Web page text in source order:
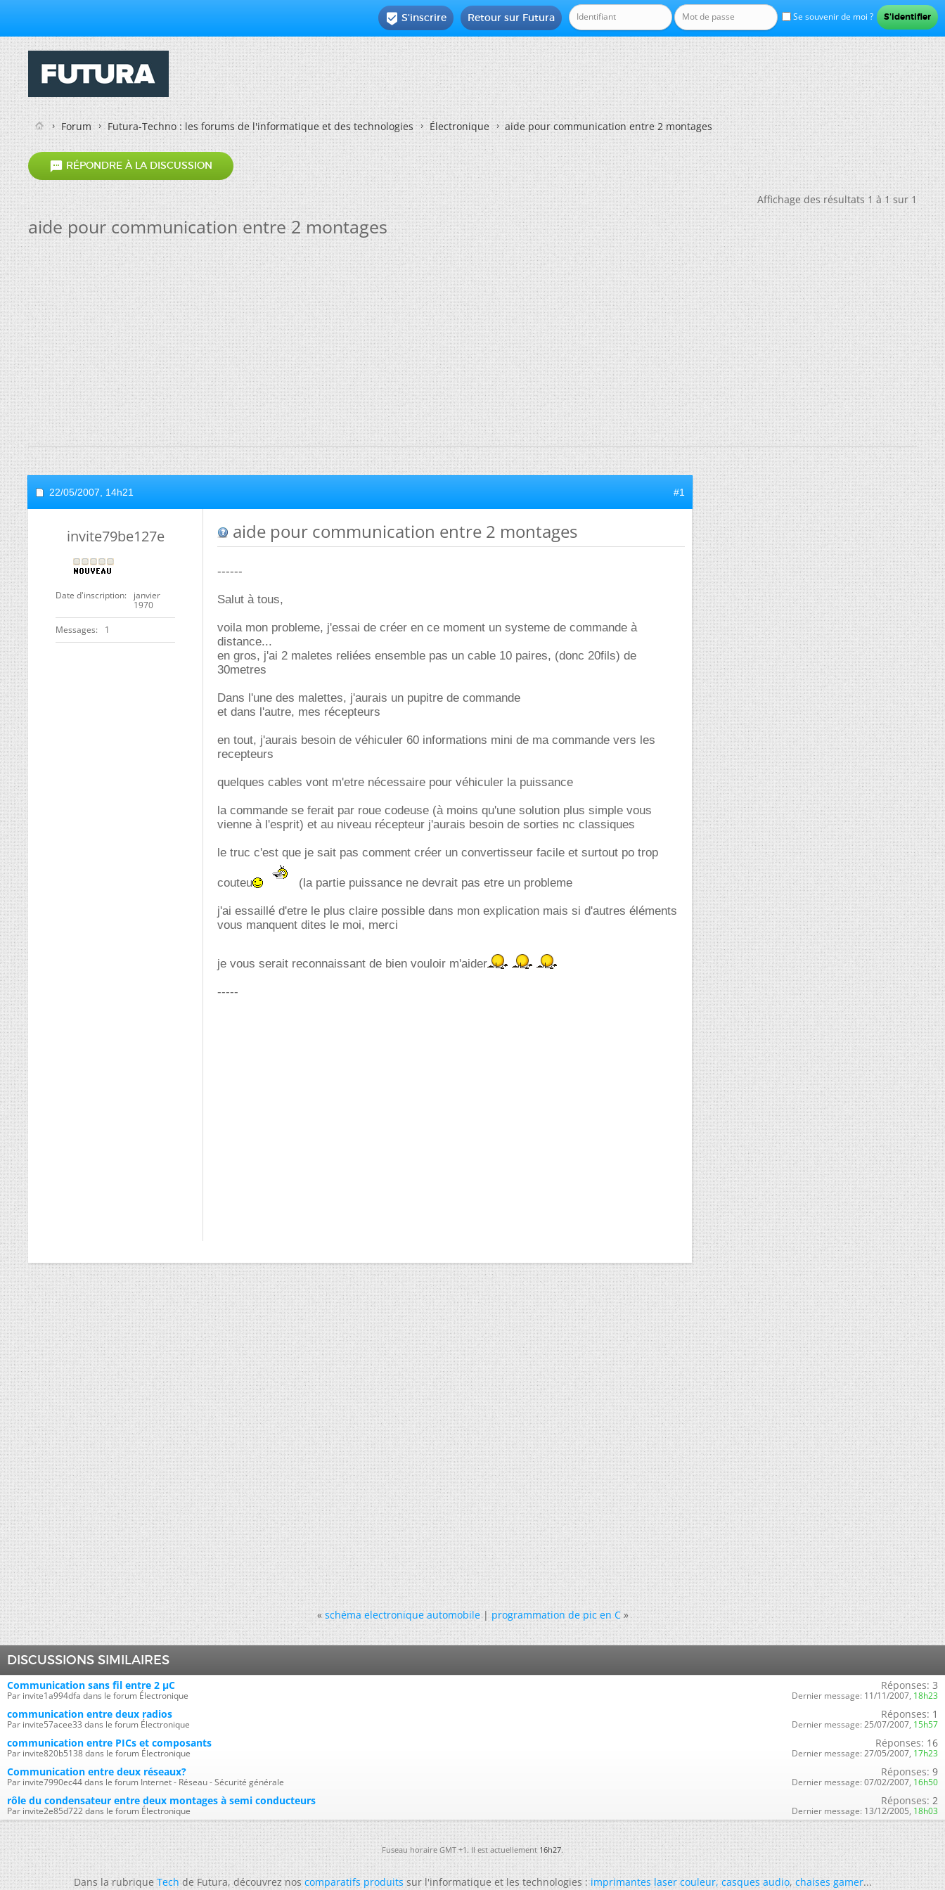
Se souvenir de moi ?
Retour sur Futura
 S'inscrire
Forum Futura-Techno : les forums de l'informatique et des technologies Électronique aide pour communication entre 2 montages
 RÉPONDRE À LA DISCUSSION
Affichage des résultats 1 à 1 sur 1
aide pour communication entre 2 montages
22/05/2007, 14h21 #1
invite79be127e
Date d'inscription
janvier
1970
Messages 1
aide pour communication entre 2 montages
------
Salut à tous,
voila mon probleme, j'essai de créer en ce moment un systeme de commande à
distance...
en gros, j'ai 2 maletes reliées ensemble pas un cable 10 paires, (donc 20fils) de
30metres
Dans l'une des malettes, j'aurais un pupitre de commande
et dans l'autre, mes récepteurs
en tout, j'aurais besoin de véhiculer 60 informations mini de ma commande vers les
recepteurs
quelques cables vont m'etre nécessaire pour véhiculer la puissance
la commande se ferait par roue codeuse (à moins qu'une solution plus simple vous
vienne à l'esprit) et au niveau récepteur j'aurais besoin de sorties nc classiques
le truc c'est que je sait pas comment créer un convertisseur facile et surtout po trop
couteu (la partie puissance ne devrait pas etre un probleme
j'ai essaillé d'etre le plus claire possible dans mon explication mais si d'autres éléments
vous manquent dites le moi, merci
je vous serait reconnaissant de bien vouloir m'aider
-----
« schéma electronique automobile|programmation de pic en C »
DISCUSSIONS SIMILAIRES
Communication sans fil entre 2 µC
Par invite1a994dfa dans le forum Électronique
Réponses: 3
Dernier message: 11/11/2007, 18h23
communication entre deux radios
Par invite57acee33 dans le forum Électronique
Réponses: 1
Dernier message: 25/07/2007, 15h57
communication entre PICs et composants
Par invite820b5138 dans le forum Électronique
Réponses: 16
Dernier message: 27/05/2007, 17h23
Communication entre deux réseaux?
Par invite7990ec44 dans le forum Internet - Réseau - Sécurité générale
Réponses: 9
Dernier message: 07/02/2007, 16h50
rôle du condensateur entre deux montages à semi conducteurs
Par invite2e85d722 dans le forum Électronique
Réponses: 2
Dernier message: 13/12/2005, 18h03
Fuseau horaire GMT +1. Il est actuellement16h27.
Dans la rubriqueTechde Futura, découvrez noscomparatifs produitssur l'informatique et les technologies :imprimantes laser couleur,casques audio,chaises gamer...